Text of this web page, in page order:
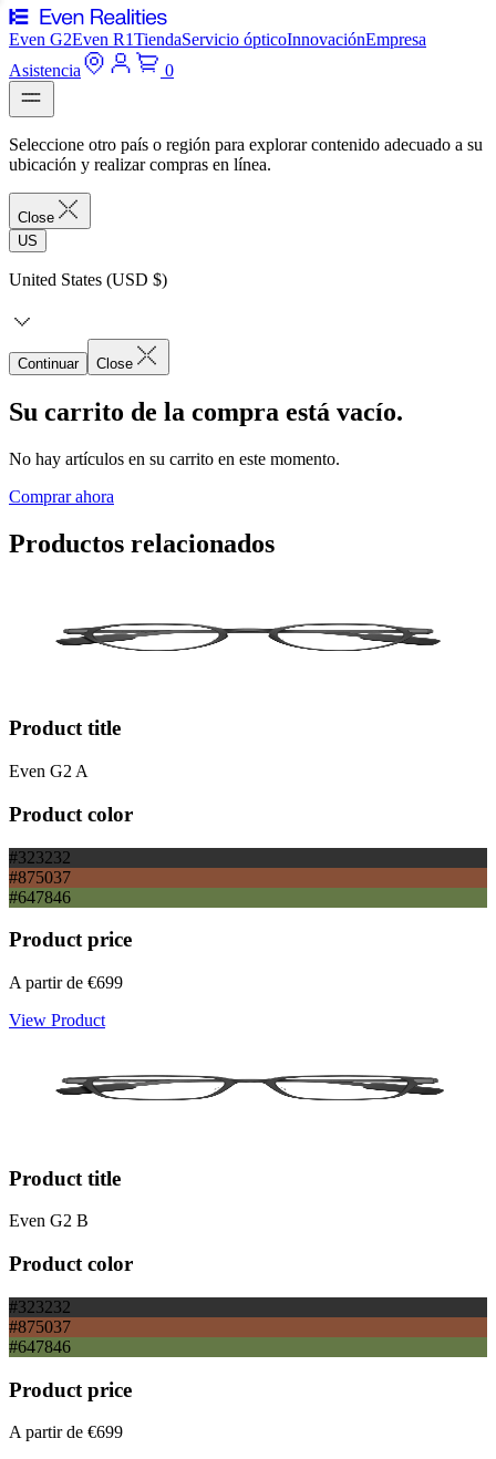
Even G2Even R1TiendaServicio ópticoInnovaciónEmpresa
Asistencia
0
Seleccione otro país o región para explorar contenido adecuado a su
ubicación y realizar compras en línea.
Close
US
United States (USD $)
Continuar Close
Su carrito de la compra está vacío.
No hay artículos en su carrito en este momento.
Comprar ahora
Productos relacionados
Product title
Even G2 A
Product color
#323232
#875037
#647846
Product price
A partir de €699
View Product
Product title
Even G2 B
Product color
#323232
#875037
#647846
Product price
A partir de €699